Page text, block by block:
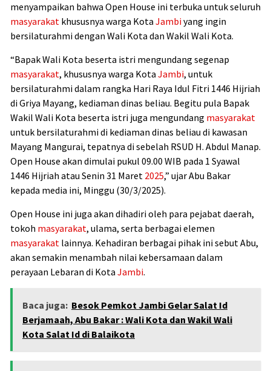
menyampaikan bahwa Open House ini terbuka untuk seluruh
masyarakat khususnya warga Kota Jambiyang ingin
bersilaturahmi dengan Wali Kota dan Wakil Wali Kota.
“Bapak Wali Kota beserta istri mengundang segenap
masyarakat, khususnya warga Kota Jambi, untuk
bersilaturahmi dalam rangka Hari Raya Idul Fitri 1446 Hijriah
di Griya Mayang, kediaman dinas beliau. Begitu pula Bapak
Wakil Wali Kota beserta istri juga mengundang masyarakat
untuk bersilaturahmi di kediaman dinas beliau di kawasan
Mayang Mangurai, tepatnya di sebelah RSUD H. Abdul Manap.
Open House akan dimulai pukul 09.00 WIB pada 1 Syawal
1446 Hijriah atau Senin 31 Maret 2025,” ujar Abu Bakar
kepada media ini, Minggu (30/3/2025).
Open House ini juga akan dihadiri oleh para pejabat daerah,
tokoh masyarakat, ulama, serta berbagai elemen
masyarakat lainnya. Kehadiran berbagai pihak ini sebut Abu,
akan semakin menambah nilai kebersamaan dalam
perayaan Lebaran di Kota Jambi.
Baca juga: Besok Pemkot Jambi Gelar Salat Id
Berjamaah, Abu Bakar : Wali Kota dan Wakil Wali
Kota Salat Id di Balaikota